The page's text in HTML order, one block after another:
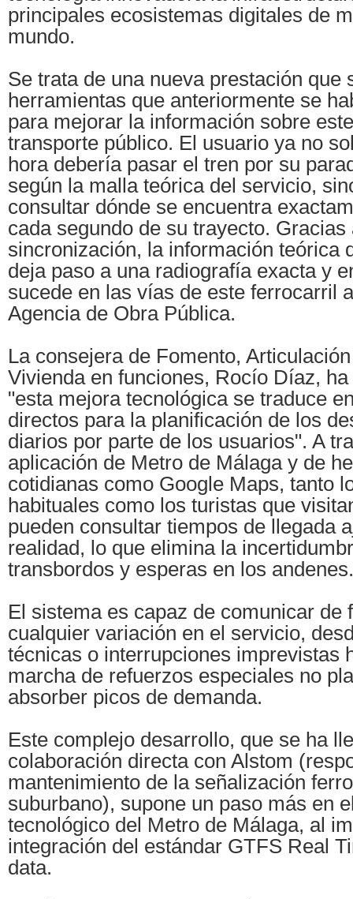
principales ecosistemas digitales de
mundo.
Se trata de una nueva prestación que
herramientas que anteriormente se
para mejorar la información sobre
transporte público. El usuario ya no
hora debería pasar el tren por su
según la malla teórica del servicio,
consultar dónde se encuentra
cada segundo de su trayecto. Gracias
sincronización, la información teórica
deja paso a una radiografía exacta y
sucede en las vías de este ferrocarril
Agencia de Obra Pública.
La consejera de Fomento,
Vivienda en funciones, Rocío Díaz,
"esta mejora tecnológica se traduce
directos para la planificación de los
diarios por parte de los usuarios". A
aplicación de Metro de Málaga y de
cotidianas como Google Maps, tanto
habituales como los turistas que
pueden consultar tiempos de llegada
realidad, lo que elimina la
transbordos y esperas en los andenes.
El sistema es capaz de comunicar de
cualquier variación en el servicio,
técnicas o interrupciones imprevistas
marcha de refuerzos especiales no
absorber picos de demanda.
Este complejo desarrollo, que se ha
colaboración directa con Alstom
mantenimiento de la señalización
suburbano), supone un paso más en
tecnológico del Metro de Málaga, al
integración del estándar GTFS Real
data.